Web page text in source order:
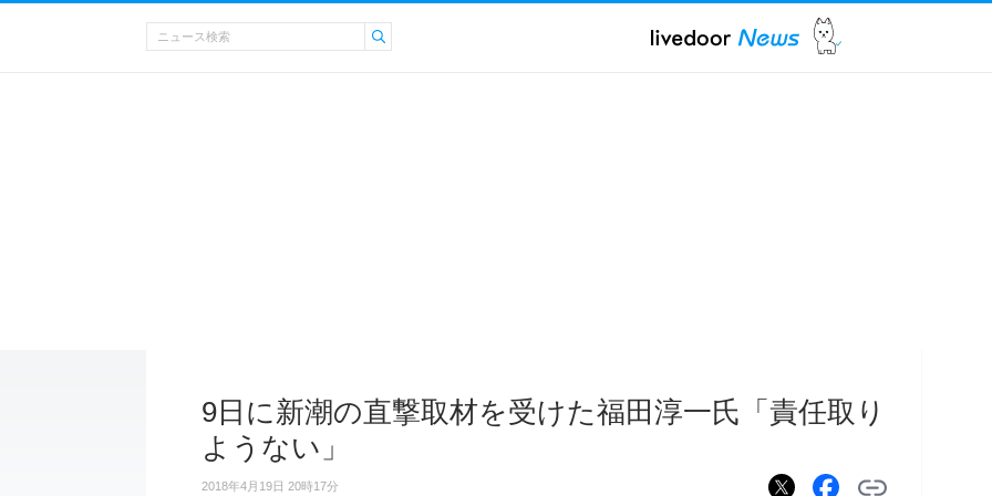
9日に新潮の直撃取材を受けた福田淳一氏「責任取り
ようない」
2018年4月19日 20時17分